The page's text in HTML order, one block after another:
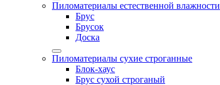
Пиломатериалы естественной влажности
Брус
Брусок
Доска
Пиломатериалы сухие строганные
Блок-хаус
Брус сухой строганый